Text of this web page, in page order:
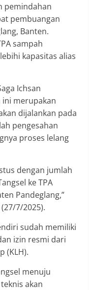
pemindahan
pembuangan
Banten.
sampah
kapasitas alias
Ichsan
ini merupakan
dijalankan pada
pengesahan
proses lelang
dengan jumlah
ke TPA
Pandeglang,”
7/2025).
sudah memiliki
izin resmi dari
(KLH).
menuju
akan